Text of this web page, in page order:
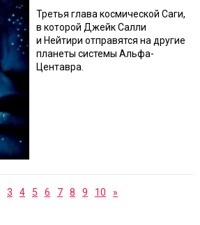
Третья глава космической Саги,
в которой Джейк Салли
и Нейтири отправятся на другие
планеты системы Альфа-
Центавра.
3 4 5 6 7 8 9 10 »